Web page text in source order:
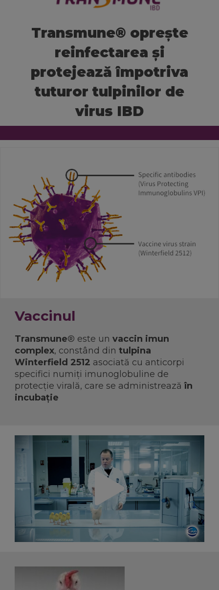
Ceva Worldwide
Transmune® oprește
reinfectarea și
protejează împotriva
tuturor tulpinilor de
virus IBD
Vaccinul
Transmune® este un vaccin imun
complex, constând din tulpina
Winterfield 2512 asociată cu anticorpi
specifici numiți imunoglobuline de
protecție virală, care se administreazăîn
incubaţie